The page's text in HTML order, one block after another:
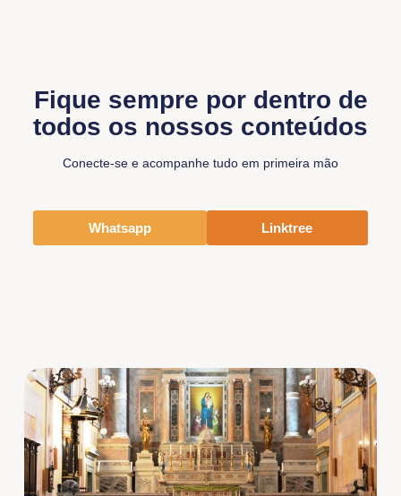
Fique sempre por dentro de
todos os nossos conteúdos
Conecte-se e acompanhe tudo em primeira mão
Whatsapp Linktree